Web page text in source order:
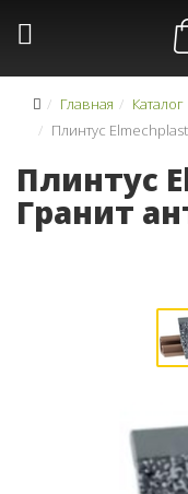
Главная Каталог
Плинтус
Плинтус
Гранит